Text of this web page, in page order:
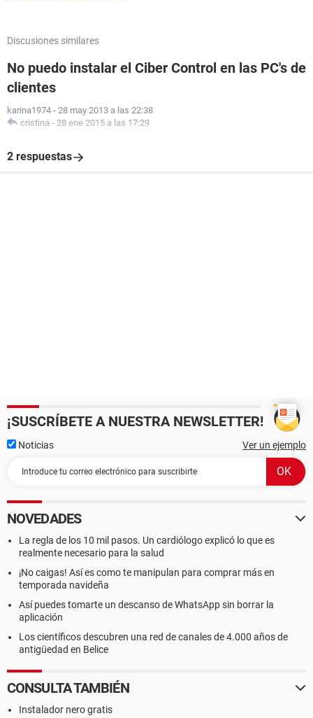
Discusiones similares
No puedo instalar el Ciber Control en las PC's de
clientes
karina1974 - 28 may 2013 a las 22:38
cristina - 28 ene 2015 a las 17:29
2 respuestas
¡SUSCRÍBETE A NUESTRA NEWSLETTER!
Noticias Ver un ejemplo
NOVEDADES
La regla de los 10 mil pasos. Un cardiólogo explicó lo que es
realmente necesario para la salud
¡No caigas! Así es como te manipulan para comprar más en
temporada navideña
Así puedes tomarte un descanso de WhatsApp sin borrar la
aplicación
Los científicos descubren una red de canales de 4.000 años de
antigüedad en Belice
CONSULTA TAMBIÉN
Instalador nero gratis